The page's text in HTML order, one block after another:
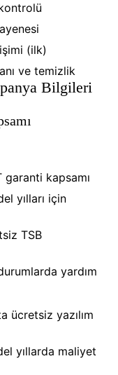
(ilk)
ve temizlik
Bilgileri
garanti kapsamı
yılları için
TSB
yardım
ücretsiz yazılım
yıllarda maliyet